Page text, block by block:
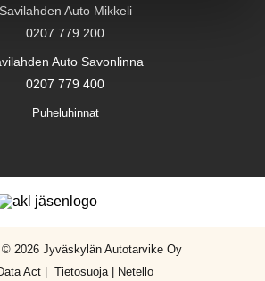
Savilahden Auto Mikkeli
0207 779 200
Auto Savonlinna
0207 779 400
Puheluhinnat
2026 Jyväskylän Autotarvike Oy
Act
Tietosuoja Netello